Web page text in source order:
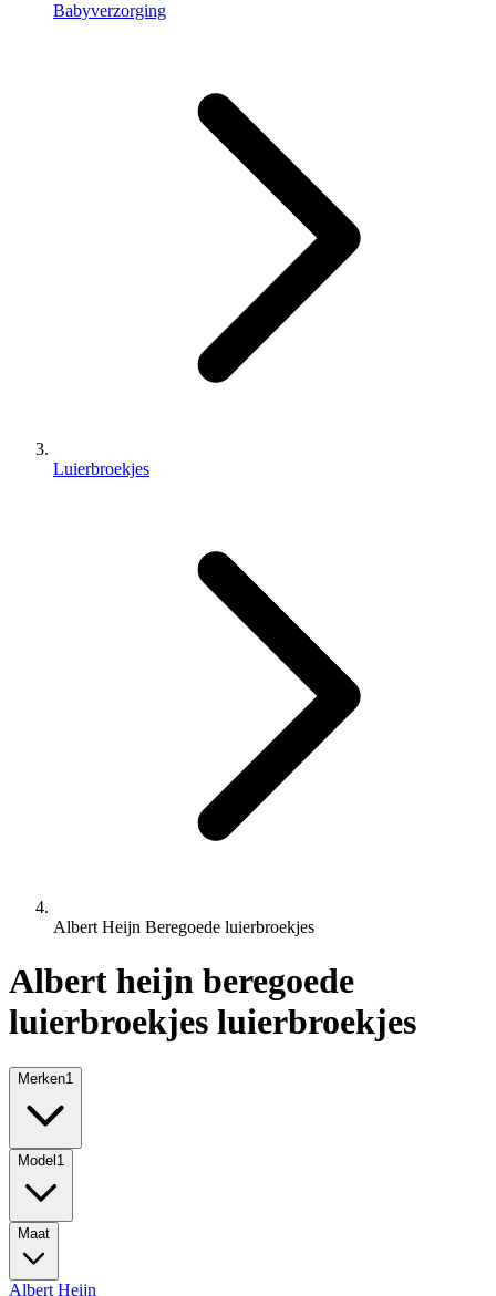
Babyverzorging
Luierbroekjes
Albert Heijn Beregoede luierbroekjes
Albert heijn beregoede
luierbroekjes luierbroekjes
Merken1
Model 1
Maat
Albert Heijn